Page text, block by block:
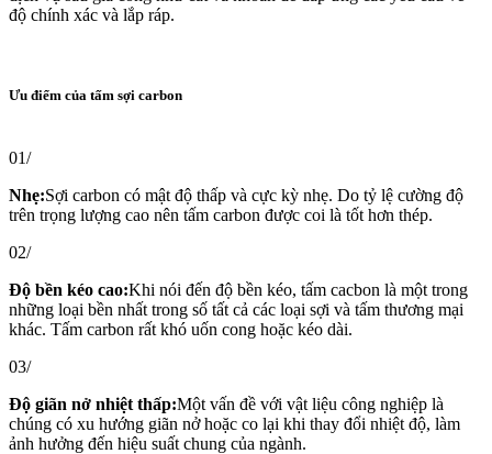
độ chính xác và lắp ráp.
Ưu điểm của tấm sợi carbon
01/
Nhẹ:Sợi carbon có mật độ thấp và cực kỳ nhẹ. Do tỷ lệ cường độ
trên trọng lượng cao nên tấm carbon được coi là tốt hơn thép.
02/
Độ bền kéo cao:Khi nói đến độ bền kéo, tấm cacbon là một trong
những loại bền nhất trong số tất cả các loại sợi và tấm thương mại
khác. Tấm carbon rất khó uốn cong hoặc kéo dài.
03/
Độ giãn nở nhiệt thấp:Một vấn đề với vật liệu công nghiệp là
chúng có xu hướng giãn nở hoặc co lại khi thay đổi nhiệt độ, làm
ảnh hưởng đến hiệu suất chung của ngành.